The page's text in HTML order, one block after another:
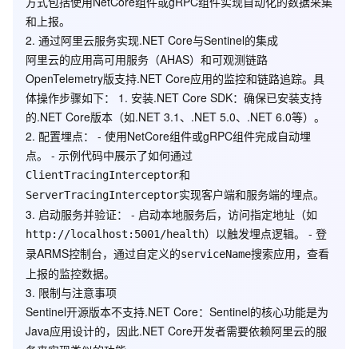
和上报。
2. 通过阿里云服务实现.NET Core与Sentinel的集成
阿里云的应用高可用服务（AHAS）和可观测链路
OpenTelemetry版支持.NET Core应用的监控和链路追踪。具
体操作步骤如下： 1. 安装.NET Core SDK：确保已安装支持
的.NET Core版本（如.NET 3.1、.NET 5.0、.NET 6.0等）。
2. 配置埋点： - 使用NetCore组件或gRPC组件完成自动埋
点。 - 示例代码中展示了如何通过
ClientTracingInterceptor和
ServerTracingInterceptor实现客户端和服务端的埋点。
3. 启动服务并验证： - 启动本地服务后，访问指定地址（如
http://localhost:5001/health）以触发埋点逻辑。 - 登
录ARMS控制台，通过自定义的serviceName搜索应用，查看
上报的监控数据。
3. 限制与注意事项
Sentinel开源版本不支持.NET Core：Sentinel的核心功能是为
Java应用设计的，因此.NET Core开发者需要依赖阿里云的服